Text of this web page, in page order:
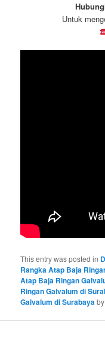
Untuk
This entry was posted in
Rangka Atap Baja
Atap Baja Ringan
Ringan Galvalum di
Galvalum di Surabaya